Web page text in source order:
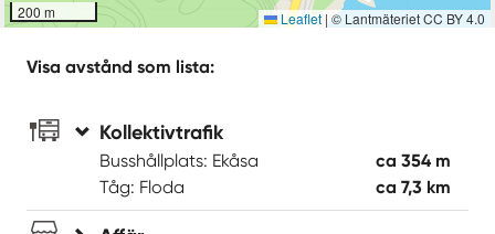
200 m Leaflet | © Lantmäteriet CC BY 4.0
Visa avstånd som lista:
Kollektivtrafik
Busshållplats: Ekåsa
ca 354 m
Tåg: Floda
ca 7,3 km